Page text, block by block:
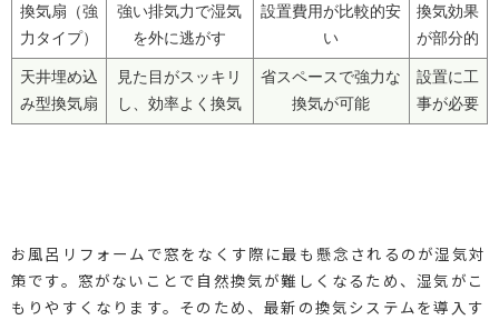
換気扇（強
力タイプ）
強い排気力で湿気
を外に逃がす
設置費用が比較的安
い
換気効果
が部分的
天井埋め込
み型換気扇
見た目がスッキリ
し、効率よく換気
省スペースで強力な
換気が可能
設置に工
事が必要
お風呂リフォームで窓をなくす際に最も懸念されるのが湿気対
策です。窓がないことで自然換気が難しくなるため、湿気がこ
もりやすくなります。そのため、最新の換気システムを導入す